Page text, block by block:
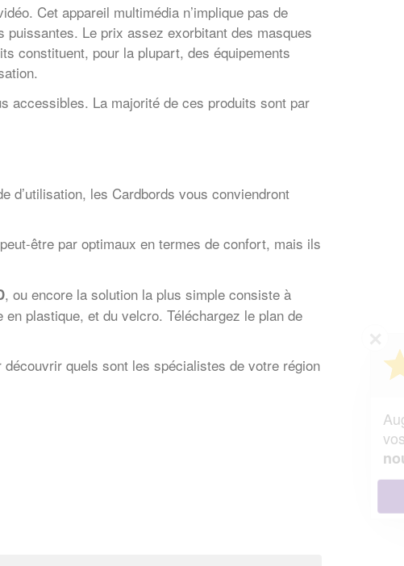
Cet appareil multimédia n’implique pas de
puissantes. Le prix assez exorbitant des masques
constituent, pour la plupart, des équipements
accessibles. La majorité de ces produits sont par
d’utilisation, les Cardbords vous conviendront
être par optimaux en termes de confort, mais ils
, ou encore la solution la plus simple consiste à
plastique, et du velcro. Téléchargez le plan de
découvrir quels sont les spécialistes de votre région
Vous êtes un
professionnel ?